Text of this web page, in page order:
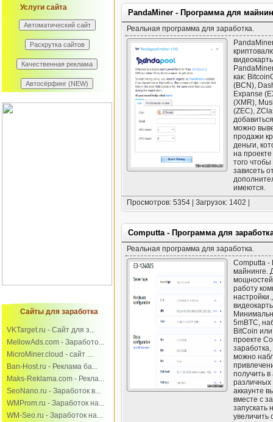
Услуги сайта
Сайты для заработка
VKTarget.ru - Сайт для з...
MellowAds.com - Заработо...
MicroMiner.cloud - сайт ...
Ban-Host.ru - Реклама ба...
Maks-Reklama.com - Рекла...
SeoNano.ru - Заработок в...
WMProm.ru - Заработок на...
WM-Seo.ru - Заработок на...
PandaMiner - Программа для
Реальная программа для заработка.
как:
(BCN),
Expanse
(XMR),
(ZEC),
можно
продажи
деньги,
на
того
зависеть
имеются.
Просмотров: 5354 | Загрузок: 1402 |
Computta - Программа для
Реальная программа для заработка.
Computta -
майнинге.
мощностей
работу
5mBTC,
BitCoin
проекте
можно
получить
различных
аккаунте
вместе с
запускать
увеличить